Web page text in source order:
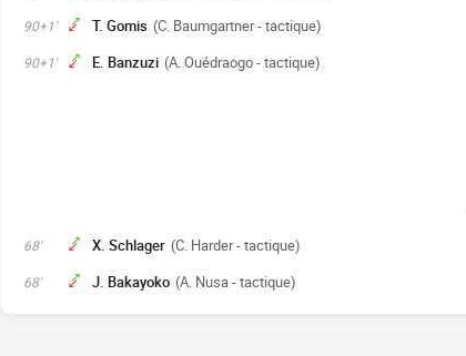
90+1' T. Gomis (C. Baumgartner - tactique)
90+1' E. Banzuzi (A. Ouédraogo - tactique)
68' X. Schlager (C. Harder - tactique)
68' J. Bakayoko (A. Nusa - tactique)